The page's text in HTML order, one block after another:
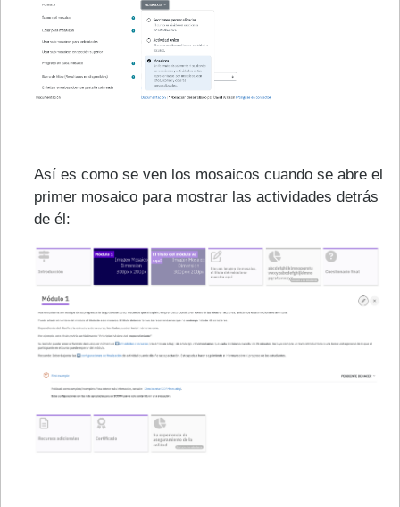
Así es como se ven los mosaicos cuando se abre el
primer mosaico para mostrar las actividades detrás
de él: